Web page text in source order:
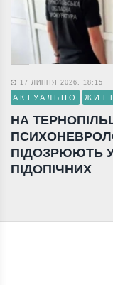
17 ЛИПНЯ 2026, 18:15
АКТУАЛЬНО
НА
ПІДОЗРЮЮТЬ
ПІДОПІЧНИХ